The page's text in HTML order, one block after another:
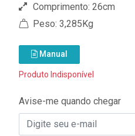
Comprimento: 26cm
Peso: 3,285Kg
Manual
Produto Indisponível
Avise-me quando chegar